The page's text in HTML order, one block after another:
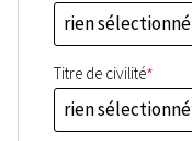
rien sélectionné
Titre de civilité*
rien sélectionné